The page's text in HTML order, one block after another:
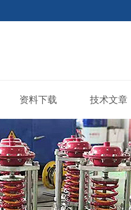
资料下载 技术文章